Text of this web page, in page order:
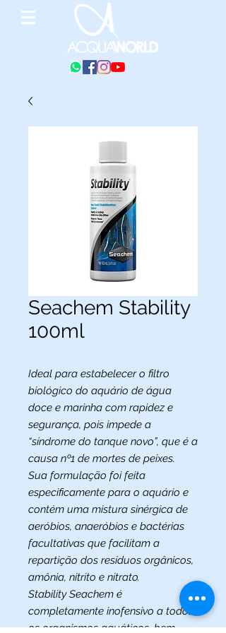
Seachem Stability
100ml
Ideal para estabelecer o filtro
biológico do aquário de água
doce e marinha com rapidez e
segurança, pois impede a
“síndrome do tanque novo”, que é a
causa nº1 de mortes de peixes.
Sua formulação foi feita
especificamente para o aquário e
contém uma mistura sinérgica de
aeróbios, anaeróbios e bactérias
facultativas que facilitam a
repartição dos resíduos orgânicos,
amônia, nitrito e nitrato.
Stability Seachem é
completamente inofensivo a todos
os organismos aquáticos, bem